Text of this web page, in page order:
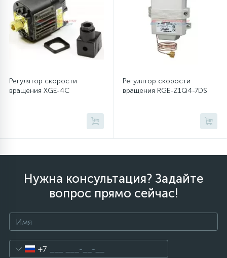
Регулятор скорости
вращения XGE-4C
Регулятор скорости
вращения RGE-Z1Q4-7DS
Нужна консультация? Задайте
вопрос прямо сейчас!
+7